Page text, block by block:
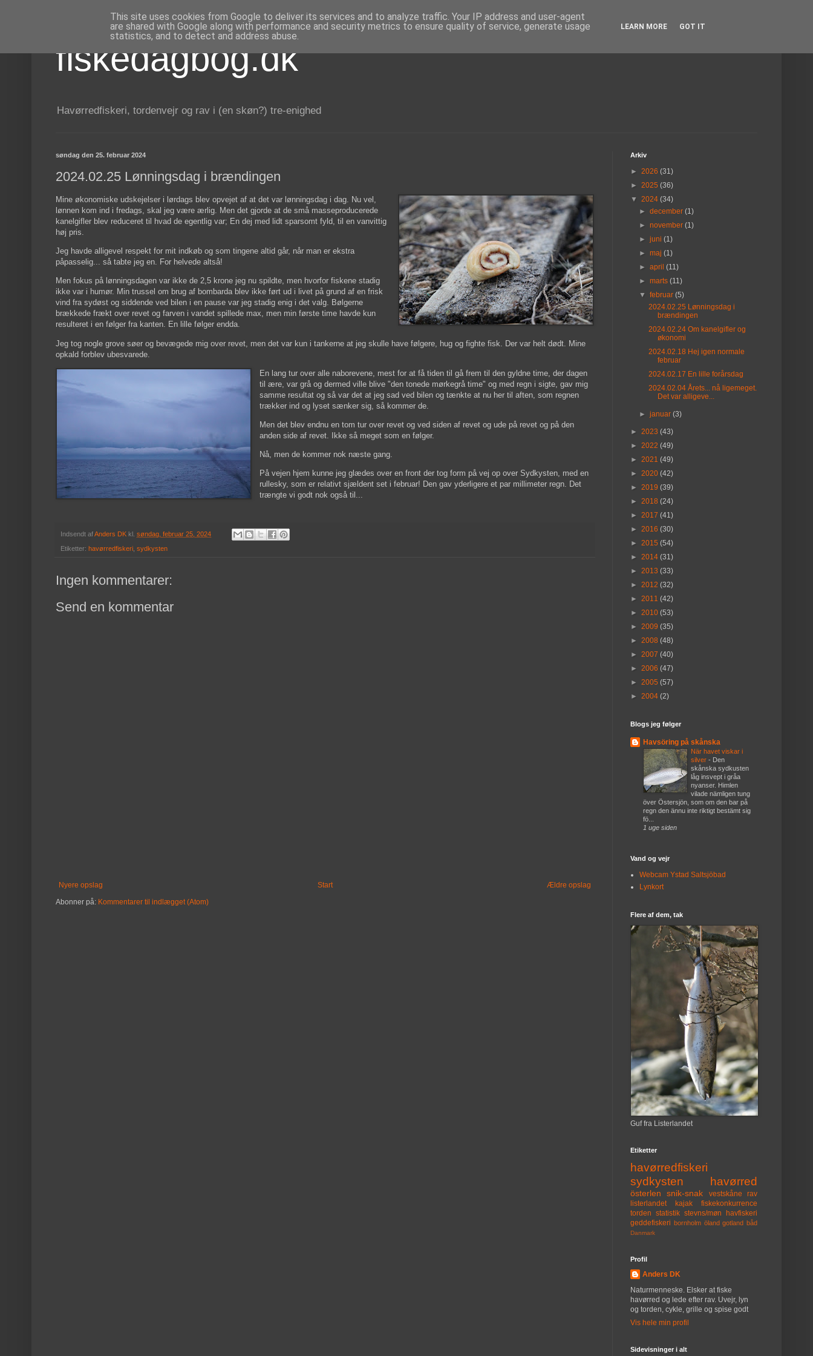
fiskedagbog.dk
Havørredfiskeri, tordenvejr og rav i (en skøn?) tre-enighed
søndag den 25. februar 2024
2024.02.25 Lønningsdag i brændingen
Mine økonomiske udskejelser i lørdags blev opvejet af at det var lønningsdag i dag. Nu vel,
lønnen kom ind i fredags, skal jeg være ærlig. Men det gjorde at de små masseproducerede
kanelgifler blev reduceret til hvad de egentlig var; En dej med lidt sparsomt fyld, til en vanvittig
høj pris.
Jeg havde alligevel respekt for mit indkøb og som tingene altid går, når man er ekstra
påpasselig... så tabte jeg en. For helvede altså!
Men fokus på lønningsdagen var ikke de 2,5 krone jeg nu spildte, men hvorfor fiskene stadig
ikke var i humør. Min trussel om brug af bombarda blev ikke ført ud i livet på grund af en frisk
vind fra sydøst og siddende ved bilen i en pause var jeg stadig enig i det valg. Bølgerne
brækkede frækt over revet og farven i vandet spillede max, men min første time havde kun
resulteret i en følger fra kanten. En lille følger endda.
Jeg tog nogle grove søer og bevægede mig over revet, men det var kun i tankerne at jeg skulle have følgere, hug og fighte fisk. Der var helt dødt. Mine
opkald forblev ubesvarede.
En lang tur over alle naborevene, mest for at få tiden til gå frem til den gyldne time, der dagen
til ære, var grå og dermed ville blive "den tonede mørkegrå time" og med regn i sigte, gav mig
samme resultat og så var det at jeg sad ved bilen og tænkte at nu her til aften, som regnen
trækker ind og lyset sænker sig, så kommer de.
Men det blev endnu en tom tur over revet og ved siden af revet og ude på revet og på den
anden side af revet. Ikke så meget som en følger.
Nå, men de kommer nok næste gang.
På vejen hjem kunne jeg glædes over en front der tog form på vej op over Sydkysten, med en
rullesky, som er relativt sjældent set i februar! Den gav yderligere et par millimeter regn. Det
trængte vi godt nok også til...
Indsendt afAnders DK kl. søndag, februar 25, 2024
Etiketter: havørredfiskeri, sydkysten
Ingen kommentarer:
Send en kommentar
Nyere opslag Ældre opslag
Start
Abonner på: Kommentarer til indlægget (Atom)
Arkiv
► 2026 (31)
► 2025 (36)
▼ 2024 (34)
►december(1)
►november(1)
►juni(1)
►maj(1)
►april(11)
►marts(11)
▼februar(5)
2024.02.25 Lønningsdag i
brændingen
2024.02.24 Om kanelgifler og
økonomi
2024.02.18 Hej igen normale
februar
2024.02.17 En lille forårsdag
2024.02.04 Årets... nå ligemeget.
Det var alligeve...
►januar(3)
► 2023 (43)
► 2022 (49)
► 2021 (49)
► 2020 (42)
► 2019 (39)
► 2018 (24)
► 2017 (41)
► 2016 (30)
► 2015 (54)
► 2014 (31)
► 2013 (33)
► 2012 (32)
► 2011 (42)
► 2010 (53)
► 2009 (35)
► 2008 (48)
► 2007 (40)
► 2006 (47)
► 2005 (57)
► 2004 (2)
Blogs jeg følger
Havsöring på skånska
När havet viskar i
silver - Den
skånska sydkusten
låg insvept i gråa
nyanser. Himlen
vilade nämligen tung
över Östersjön, som om den bar på
regn den ännu inte riktigt bestämt sig
fö...
1 uge siden
Vand og vejr
Webcam Ystad Saltsjöbad
Lynkort
Flere af dem, tak
Guf fra Listerlandet
Etiketter
havørredfiskeri
sydkysten
havørred
österlen snik-snak vestskåne
rav
listerlandet
kajak
fiskekonkurrence
torden statistik stevns/møn
havfiskeri
geddefiskeri bornholm öland gotland båd
Danmark
Profil
Anders DK
Naturmenneske. Elsker at fiske
havørred og lede efter rav. Uvejr, lyn
og torden, cykle, grille og spise godt
Vis hele min profil
Sidevisninger i alt
This site uses cookies from Google to deliver its services and to analyze traffic. Your IP address and user-agent
are shared with Google along with performance and security metrics to ensure quality of service, generate usage
statistics, and to detect and address abuse.
LEARN MORE GOT IT